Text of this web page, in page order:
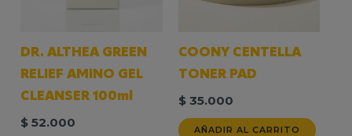
DR. ALTHEA GREEN
RELIEF AMINO GEL
CLEANSER 100ml
$ 52.000
COONY CENTELLA
TONER PAD
$35.000
AÑADIR AL CARRITO